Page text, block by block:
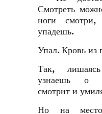
Смотреть
ноги смотри,
упадешь.
Упал. Кровь из
Так,
узнаешь о
смотрит и
Но на место